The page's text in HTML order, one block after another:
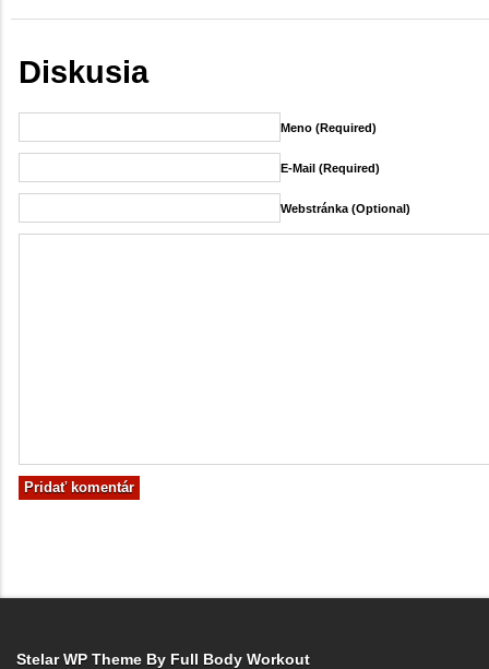
Diskusia
Meno (required)
E-Mail (required)
Webstránka (Optional)
Stelar WP Theme By Full Body Workout